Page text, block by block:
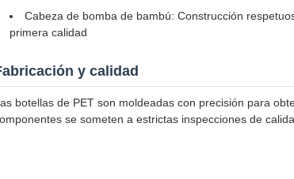
Cabeza de bomba de bambú: Construcción
primera calidad
y calidad
botellas de PET son moldeadas con precisión para
se someten a estrictas inspecciones de